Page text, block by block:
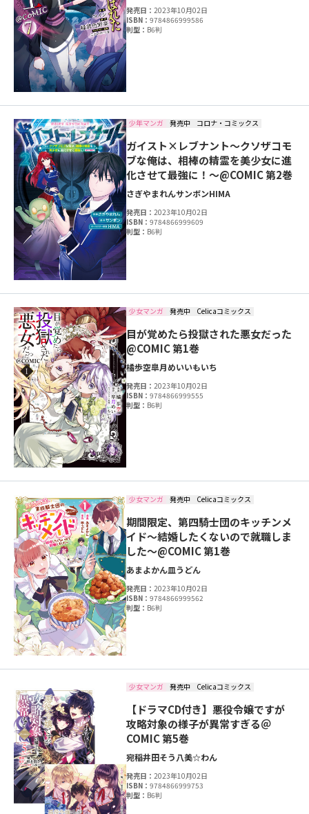
発売日：2023年10月02日
ISBN：9784866999586
判型： B6判
少年マンガ 発売中 コロナ・コミックス
ガイスト×レブナント～クソザコモ
ブな俺は、相棒の精霊を美少女に進
化させて最強に！～@COMIC 第2巻
さぎやまれんサンボンHIMA
発売日：2023年10月02日
ISBN：9784866999609
判型： B6判
少女マンガ 発売中 Celicaコミックス
目が覚めたら投獄された悪女だった
@COMIC 第1巻
橘歩空皐月めいいもいち
発売日：2023年10月02日
ISBN：9784866999555
判型： B6判
少女マンガ 発売中 Celicaコミックス
期間限定、第四騎士団のキッチンメ
イド～結婚したくないので就職しま
した～@COMIC 第1巻
あまよかん皿うどん
発売日：2023年10月02日
ISBN：9784866999562
判型： B6判
少女マンガ 発売中 Celicaコミックス
【ドラマCD付き】悪役令嬢ですが
攻略対象の様子が異常すぎる＠
COMIC 第5巻
宛稲井田そう 八美☆わん
発売日：2023年10月02日
ISBN：9784866999753
判型： B6判